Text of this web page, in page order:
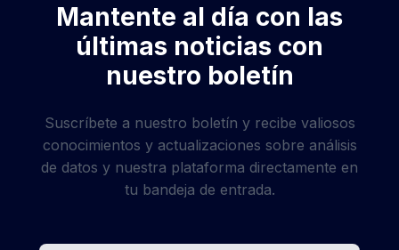
Mantente al día con las
últimas noticias con
nuestro boletín
Suscríbete a nuestro boletín y recibe valiosos
conocimientos y actualizaciones sobre análisis
de datos y nuestra plataforma directamente en
tu bandeja de entrada.